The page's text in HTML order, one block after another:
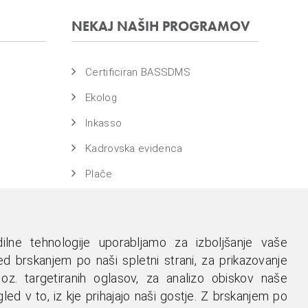
tehnologije uporabljamo za izboljšanje vaše
brskanjem po naši spletni strani, za prikazovanje
targetiranih oglasov, za analizo obiskov naše
v to, iz kje prihajajo naši gostje. Z brskanjem po
NEKAJ NAŠIH PROGRAMOV
Certificiran BASSDMS
Ekolog
Inkasso
Kadrovska evidenca
Plače